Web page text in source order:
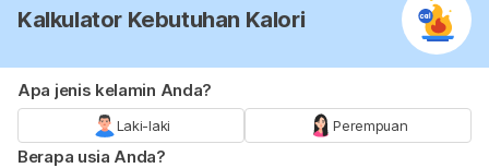
Kalkulator Kebutuhan Kalori
Apa jenis kelamin Anda?
Laki-laki Perempuan
Berapa usia Anda?